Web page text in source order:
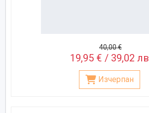
40,00 €
19,95 € / 39,02
Изчерпан